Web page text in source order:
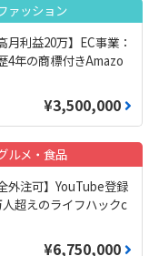
ァッション
月利益20万】EC事業：
4年の商標付きAmazo
¥3,500,000
ルメ・食品
全外注可】YouTube登録
超えのライフハックc
¥6,750,000